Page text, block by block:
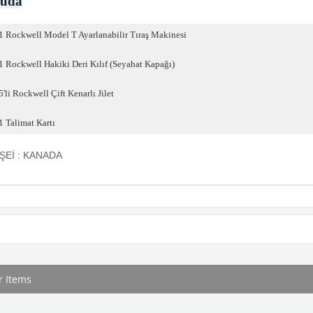
Rockwell Model T Ayarlanabilir Tıraş Makinesi
Rockwell Hakiki Deri Kılıf (Seyahat Kapağı)
Rockwell Çift Kenarlı Jilet
Talimat Kartı
: KANADA
Items